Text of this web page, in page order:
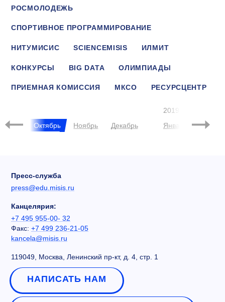
РОСМОЛОДЕЖЬ
СПОРТИВНОЕ ПРОГРАММИРОВАНИЕ
НИТУМИСИС SCIENCEMISIS ИЛМИТ
КОНКУРСЫ BIG DATA ОЛИМПИАДЫ
ПРИЕМНАЯ КОМИССИЯ МКСО РЕСУРСЦЕНТР
Октябрь Ноябрь Декабрь
2019
Январь
Пресс-служба
press@edu.misis.ru
Канцелярия:
+7 495 955-00- 32
Факс: +7 499 236-21-05
kancela@misis.ru
119049, Москва, Ленинский пр-кт, д. 4, стр. 1
НАПИСАТЬ НАМ